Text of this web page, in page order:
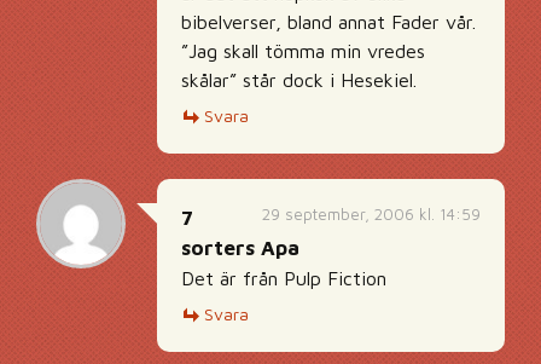
bibelverser, bland annat Fader vår.
”Jag skall tömma min vredes
skålar” står dock i Hesekiel.
Svara
29 september, 2006 kl. 14:59
7
sorters Apa
Det är från Pulp Fiction
Svara